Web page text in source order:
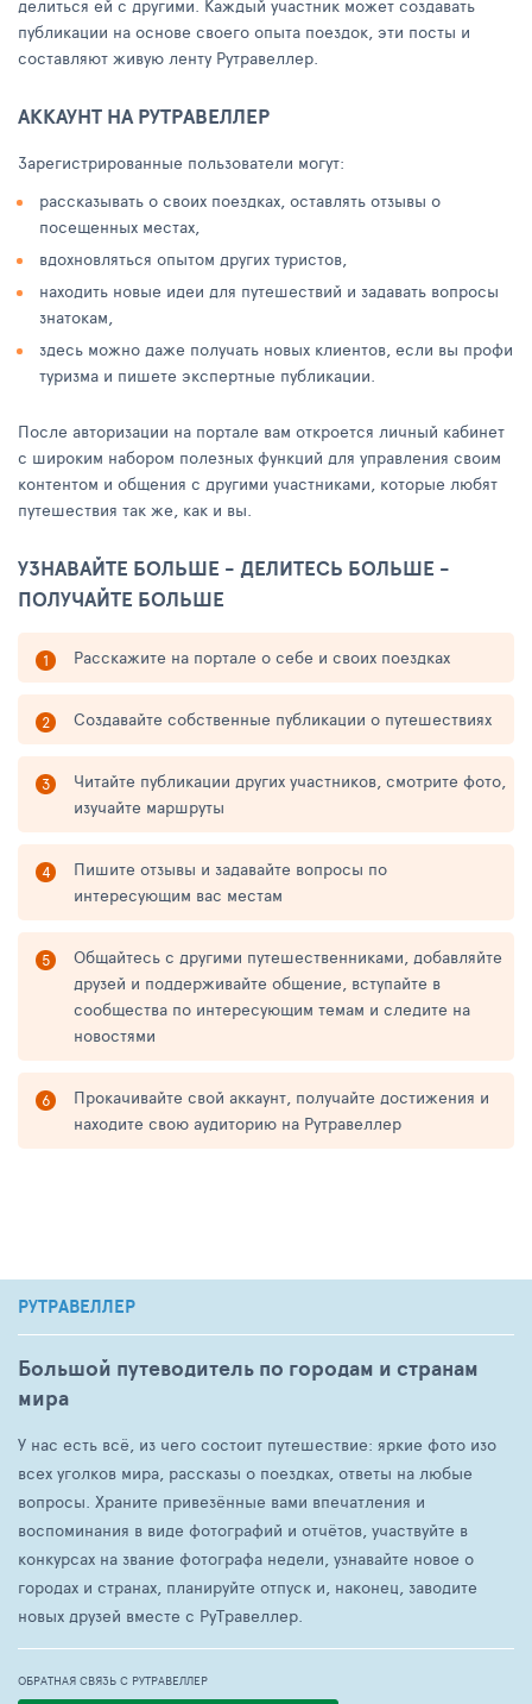
делиться ей с другими. Каждый участник может создавать
публикации на основе своего опыта поездок, эти посты и
составляют живую ленту Рутравеллер.
АККАУНТ НА РУТРАВЕЛЛЕР
Зарегистрированные пользователи могут:
рассказывать о своих поездках, оставлять отзывы о
посещенных местах,
вдохновляться опытом других туристов,
находить новые идеи для путешествий и задавать вопросы
знатокам,
здесь можно даже получать новых клиентов, если вы профи
туризма и пишете экспертные публикации.
После авторизации на портале вам откроется личный кабинет
с широким набором полезных функций для управления своим
контентом и общения с другими участниками, которые любят
путешествия так же, как и вы.
УЗНАВАЙТЕ БОЛЬШЕ - ДЕЛИТЕСЬ БОЛЬШЕ -
ПОЛУЧАЙТЕ БОЛЬШЕ
Расскажите на портале о себе и своих поездках
Создавайте собственные публикации о путешествиях
Читайте публикации других участников, смотрите фото,
изучайте маршруты
Пишите отзывы и задавайте вопросы по
интересующим вас местам
Общайтесь с другими путешественниками, добавляйте
друзей и поддерживайте общение, вступайте в
сообщества по интересующим темам и следите на
новостями
Прокачивайте свой аккаунт, получайте достижения и
находите свою аудиторию на Рутравеллер
РУТРАВЕЛЛЕР
Большой путеводитель по городам и странам
мира
У нас есть всё, из чего состоит путешествие: яркие фото изо
всех уголков мира, рассказы о поездках, ответы на любые
вопросы. Храните привезённые вами впечатления и
воспоминания в виде фотографий и отчётов, участвуйте в
конкурсах на звание фотографа недели, узнавайте новое о
городах и странах, планируйте отпуск и, наконец, заводите
новых друзей вместе с РуТравеллер.
ОБРАТНАЯ СВЯЗЬ С РУТРАВЕЛЛЕР